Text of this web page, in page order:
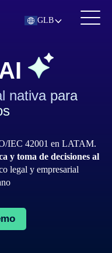
GLB
nativa para
IEC 42001 en LATAM.
y toma de decisiones al
legal y empresarial